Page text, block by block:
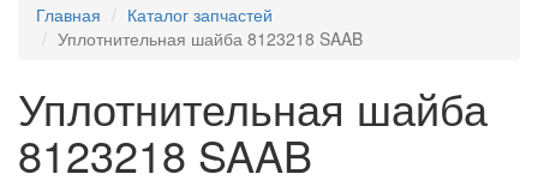
Главная
Каталог запчастей
Уплотнительная шайба 8123218 SAAB
Уплотнительная шайба
8123218 SAAB